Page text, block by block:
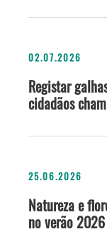
02.07.2026
Registar
cidadãos
25.06.2026
Natureza e
no verão 2026